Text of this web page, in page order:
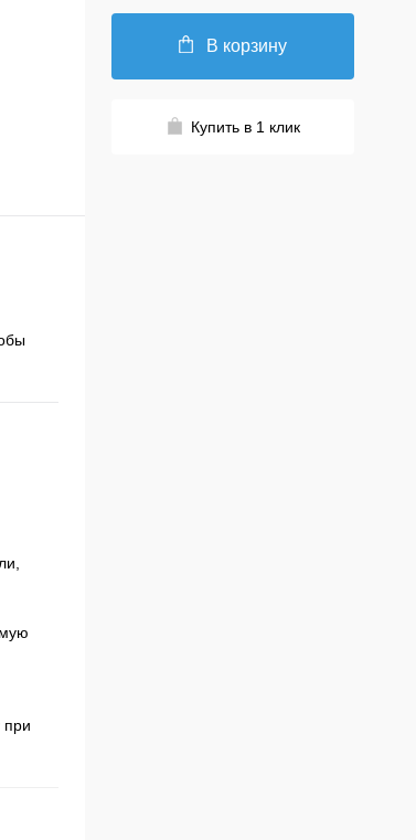
при
В корзину
Купить в 1 клик